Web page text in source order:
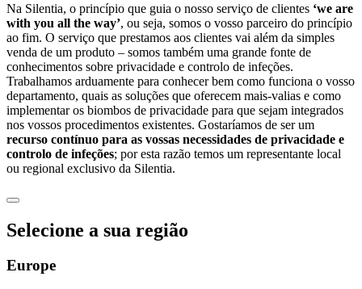
Na Silentia, o princípio que guia o nosso serviço de clientes ‘we are
with you all the way’, ou seja, somos o vosso parceiro do princípio
ao fim. O serviço que prestamos aos clientes vai além da simples
venda de um produto – somos também uma grande fonte de
conhecimentos sobre privacidade e controlo de infeções.
Trabalhamos arduamente para conhecer bem como funciona o vosso
departamento, quais as soluções que oferecem mais-valias e como
implementar os biombos de privacidade para que sejam integrados
nos vossos procedimentos existentes. Gostaríamos de ser um
recurso contínuo para as vossas necessidades de privacidade e
controlo de infeções; por esta razão temos um representante local
ou regional exclusivo da Silentia.
Selecione a sua região
Europe